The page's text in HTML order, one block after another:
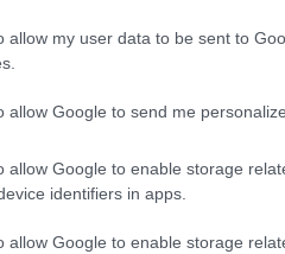
allow my user data to be sent to
allow Google to send me
allow Google to enable storage
identifiers in apps.
allow Google to enable storage